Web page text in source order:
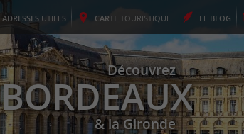
ADRESSES UTILES CARTE TOURISTIQUE LE BLOG
Découvrez
BORDEAUX
& la Gironde